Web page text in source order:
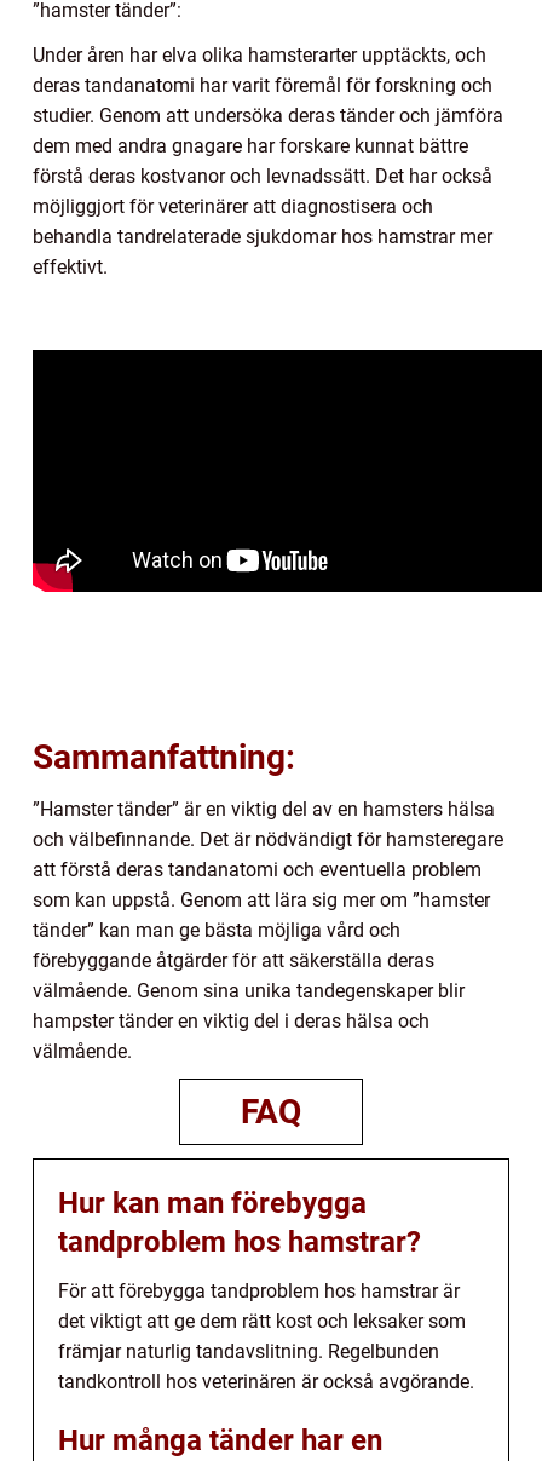
”hamster tänder”:
Under åren har elva olika hamsterarter upptäckts, och
deras tandanatomi har varit föremål för forskning och
studier. Genom att undersöka deras tänder och jämföra
dem med andra gnagare har forskare kunnat bättre
förstå deras kostvanor och levnadssätt. Det har också
möjliggjort för veterinärer att diagnostisera och
behandla tandrelaterade sjukdomar hos hamstrar mer
effektivt.
Sammanfattning:
”Hamster tänder” är en viktig del av en hamsters hälsa
och välbefinnande. Det är nödvändigt för hamsteregare
att förstå deras tandanatomi och eventuella problem
som kan uppstå. Genom att lära sig mer om ”hamster
tänder” kan man ge bästa möjliga vård och
förebyggande åtgärder för att säkerställa deras
välmående. Genom sina unika tandegenskaper blir
hampster tänder en viktig del i deras hälsa och
välmående.
FAQ
Hur kan man förebygga
tandproblem hos hamstrar?
För att förebygga tandproblem hos hamstrar är
det viktigt att ge dem rätt kost och leksaker som
främjar naturlig tandavslitning. Regelbunden
tandkontroll hos veterinären är också avgörande.
Hur många tänder har en